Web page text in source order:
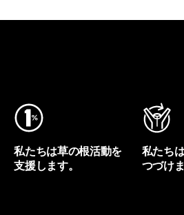
私たちは草の根活動を
支援します。
私たち
つづけま